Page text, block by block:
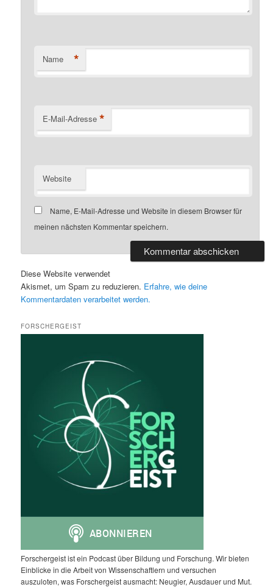
Name *
E-Mail-Adresse *
Website
Name, E-Mail-Adresse und Website in diesem Browser für
meinen nächsten Kommentar speichern.
Diese Website verwendet
Akismet, um Spam zu reduzieren. Erfahre, wie deine
Kommentardaten verarbeitet werden.
FORSCHERGEIST
Forschergeist ist ein Podcast über Bildung und Forschung. Wir bieten
Einblicke in die Arbeit von Wissenschaftlern und versuchen
auszuloten, was Forschergeist ausmacht: Neugier, Ausdauer und Mut.